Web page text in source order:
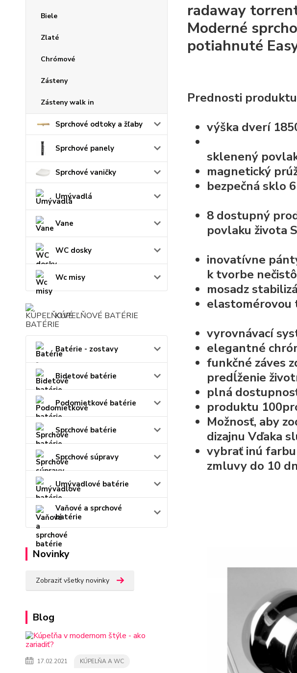
Biele
Zlaté
Chrómové
Zásteny
Zásteny walk in
Sprchové odtoky a žľaby
Sprchové panely
Sprchové vaničky
Umývadlá
Vane
WC dosky
Wc misy
KÚPEĽŇOVÉ BATÉRIE
Batérie - zostavy
Bidetové batérie
Podomietkové batérie
Sprchové batérie
Sprchové súpravy
Umývadlové batérie
Vaňové a sprchové
batérie
Novinky
Zobraziť všetky novinky
Blog
17.02.2021 KÚPELŇA A WC
radaway
Moderné
potiahnuté
Prednosti
výška dverí
sklenený
magnetický
bezpečná sklo
8 dostupný
povlaku života
inovatívne
k tvorbe
mosadz
elastomérovou
vyrovnávací
elegantné
funkčné záves
predĺženie
plná
produktu
Možnosť, aby
dizajnu Vďaka
vybrať inú
zmluvy do 10